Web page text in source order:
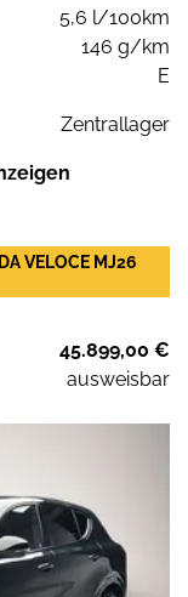
5,6 l/100km
146 g/km
E
Zentrallager
VELOCE MJ26
45.899,00 €
ausweisbar